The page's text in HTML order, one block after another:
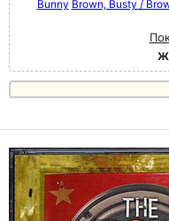
Bunny Brown, Busty /